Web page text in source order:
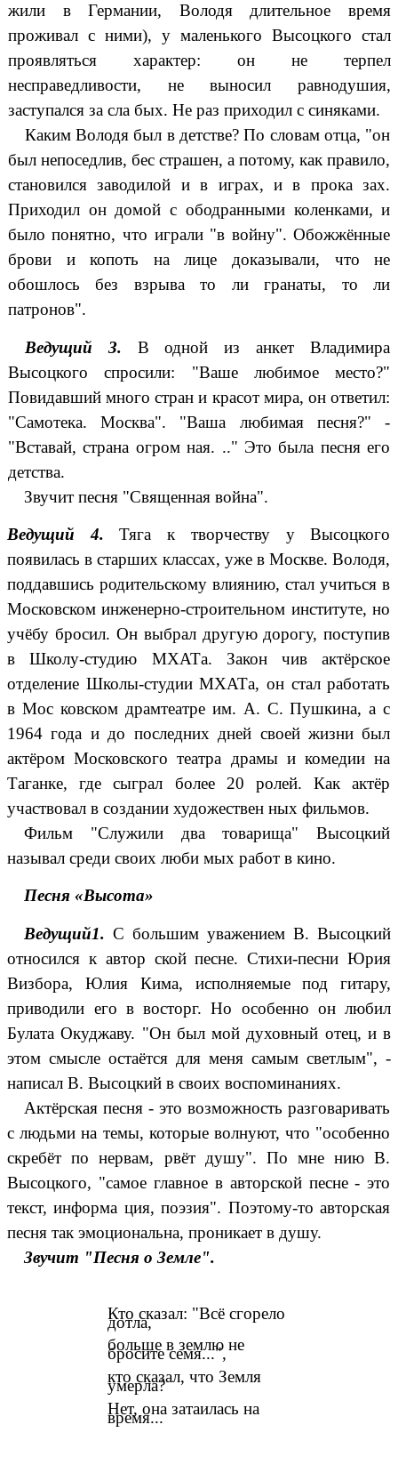
жили в Германии, Володя длительное время
проживал с ними), у маленького Высоцкого стал
проявляться характер: он не терпел
несправедливости, не выносил равнодушия,
заступался за сла бых. Не раз приходил с синяками.
Каким Володя был в детстве? По словам отца, "он
был непоседлив, бес страшен, а потому, как правило,
становился заводилой и в играх, и в прока зах.
Приходил он домой с ободранными коленками, и
было понятно, что играли "в войну". Обожжённые
брови и копоть на лице доказывали, что не
обошлось без взрыва то ли гранаты, то ли
патронов".
Ведущий З. В одной из анкет Владимира
Высоцкого спросили: "Ваше любимое место?"
Повидавший много стран и красот мира, он ответил:
"Самотека. Москва". "Ваша любимая песня?" -
"Вставай, страна огром ная. .." Это была песня его
детства.
Звучит песня "Священная война".
Ведущий 4.
Тяга к творчеству у Высоцкого
появилась в старших классах, уже в Москве. Володя,
поддавшись родительскому влиянию, стал учиться в
Московском инженерно-строительном институте, но
учёбу бросил. Он выбрал другую дорогу, поступив
в Школу-студию МХАТа. Закон чив актёрское
отделение Школы-студии МХАТа, он стал работать
в Мос ковском драмтеатре им. А. С. Пушкина, а с
1964 года и до последних дней своей жизни был
актёром Московского театра драмы и комедии на
Таганке, где сыграл более 20 ролей. Как актёр
участвовал в создании художествен ных фильмов.
Фильм "Служили два товарища" Высоцкий
называл среди своих люби мых работ в кино.
Песня «Высота»
Ведущий1. С большим уважением В. Высоцкий
относился к автор ской песне. Стихи-песни Юрия
Визбора, Юлия Кима, исполняемые под гитару,
приводили его в восторг. Но особенно он любил
Булата Окуджаву. "Он был мой духовный отец, и в
этом смысле остаётся для меня самым светлым", -
написал В. Высоцкий в своих воспоминаниях.
Актёрская песня - это возможность разговаривать
с людьми на темы, которые волнуют, что "особенно
скребёт по нервам, рвёт душу". По мне нию В.
Высоцкого, "самое главное в авторской песне - это
текст, информа ция, поэзия". Поэтому-то авторская
песня так эмоциональна, проникает в душу.
Звучит "Песня о Земле".
Кто сказал: "Всё сгорело
дотла,
больше в землю не
бросите семя...",
кто сказал, что Земля
умерла?
Нет, она затаилась на
время...